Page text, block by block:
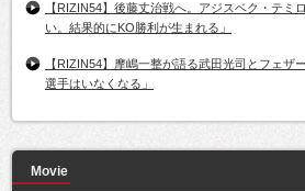
【RIZIN54】後藤丈治戦へ。アジスベク・テミ
い。結果的にKO勝利が生まれる」
【RIZIN54】摩嶋一整が語る武田光司とフェザ
選手はいなくなる」
Movie